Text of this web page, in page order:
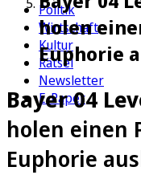
Politik
Wirtschaft
Kultur
Rätsel
Newsletter
E-Paper
holen
Euphorie
Bayer 04
holen einen
Euphorie